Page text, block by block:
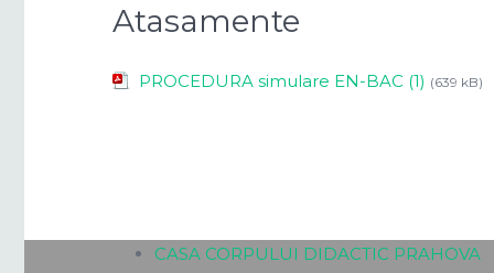
Atasamente
PROCEDURA simulare EN-BAC (1) (639 kB)
CASA CORPULUI DIDACTIC PRAHOVA